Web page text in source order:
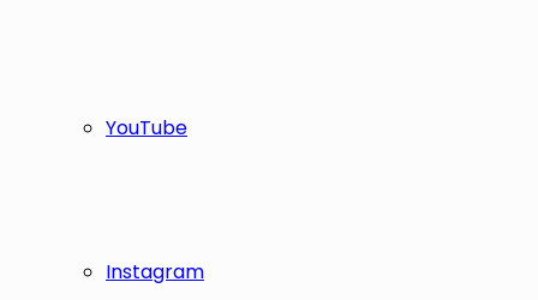
YouTube
Instagram